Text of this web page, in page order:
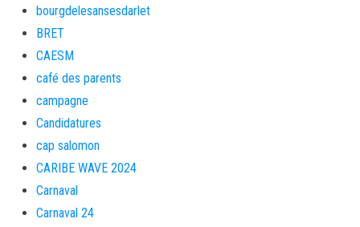
bourgdelesansesdarlet
BRET
CAESM
café des parents
campagne
Candidatures
cap salomon
CARIBE WAVE 2024
Carnaval
Carnaval 24